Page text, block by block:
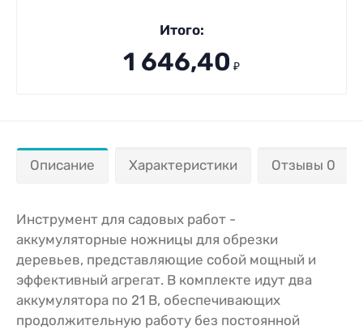
Итого:
1 646,40 ₽
Описание Характеристики Отзывы 0
Инструмент для садовых работ -
аккумуляторные ножницы для обрезки
деревьев, представляющие собой мощный и
эффективный агрегат. В комплекте идут два
аккумулятора по 21 В, обеспечивающих
продолжительную работу без постоянной